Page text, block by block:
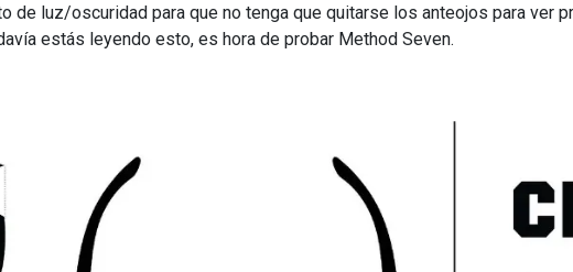
de luz/oscuridad para que no tenga que quitarse los anteojos para ver
estás leyendo esto, es hora de probar Method Seven.